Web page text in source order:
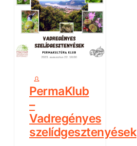
PermaKlub
–
Vadregényes
szelídgesztenyések